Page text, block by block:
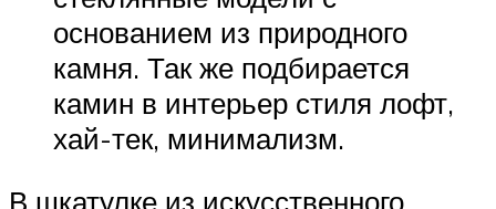
основанием из природного
камня. Так же подбирается
камин в интерьер стиля лофт,
хай-тек, минимализм.
В шкатулке из искусственного